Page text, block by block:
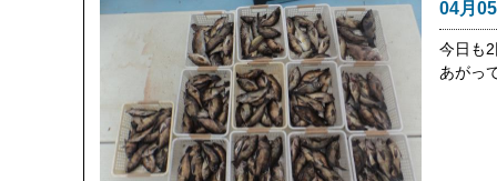
04月
今日も
あがっ